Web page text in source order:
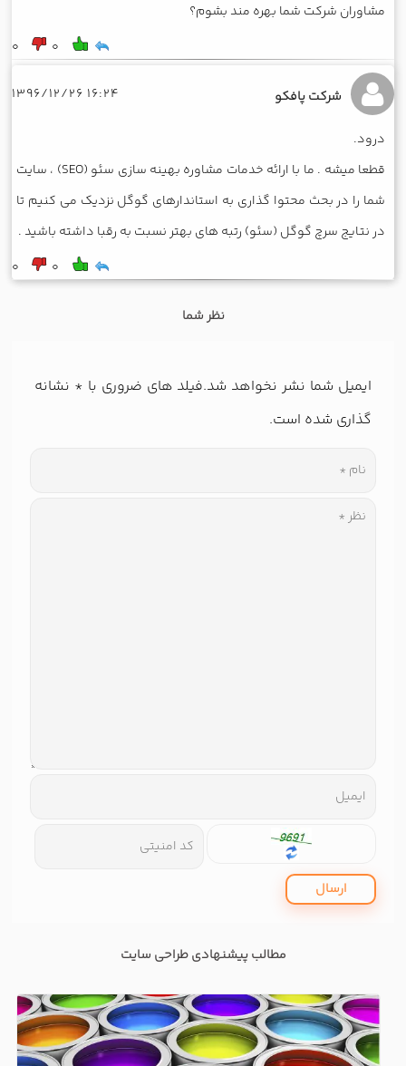
مشاوران شرکت شما بهره مند بشوم؟
0
0
شرکت پافکو 16:24 1396/12/26
درود.
قطعا میشه . ما با ارائه خدمات مشاوره بهینه سازی سئو (SEO) ، سایت
شما را در بحث محتوا گذاری به استاندارهای گوگل نزدیک می کنیم تا
در نتایج سرچ گوگل (سئو) رتبه های بهتر نسبت به رقبا داشته باشید .
0
0
نظر شما
ایمیل شما نشر نخواهد شد.فیلد های ضروری با * نشانه
گذاری شده است.
ارسال
مطالب پیشنهادی طراحی سایت